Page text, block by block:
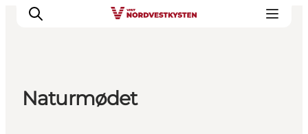
Naturmødet